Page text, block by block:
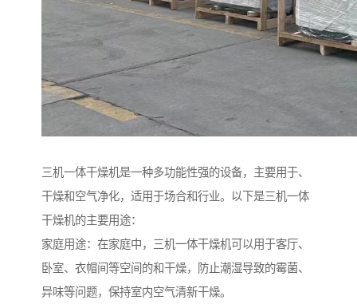
三机一体干燥机是一种多功能性强的设备，主要用于、
干燥和空气净化，适用于场合和行业。以下是三机一体
干燥机的主要用途：
家庭用途：在家庭中，三机一体干燥机可以用于客厅、
卧室、衣帽间等空间的和干燥，防止潮湿导致的霉菌、
异味等问题，保持室内空气清新干燥。